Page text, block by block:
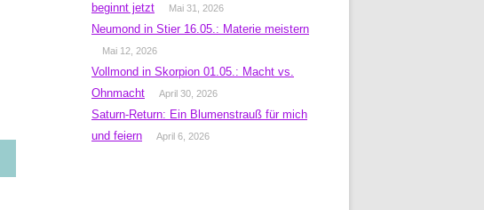
beginnt jetzt
Mai 31, 2026
Neumond in Stier 16.05.: Materie meistern
Mai 12, 2026
Vollmond in Skorpion 01.05.: Macht vs.
Ohnmacht
April 30, 2026
Saturn-Return: Ein Blumenstrauß für mich
und feiern
April 6, 2026